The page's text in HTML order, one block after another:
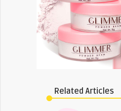
Related Articles